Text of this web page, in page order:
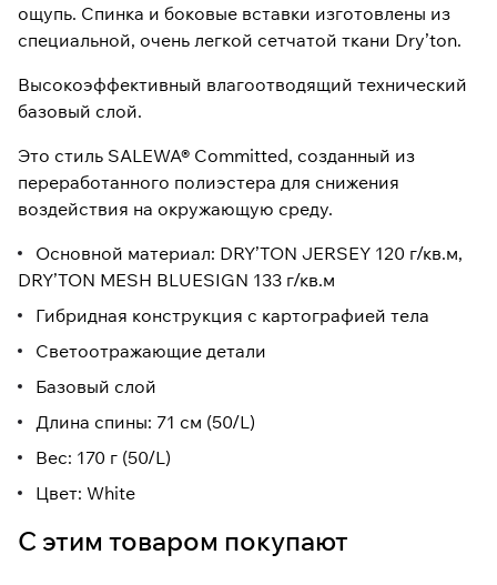
ощупь. Спинка и боковые вставки изготовлены из
специальной, очень легкой сетчатой ​​ткани Dry’ton.
Высокоэффективный влагоотводящий технический
базовый слой.
Это стиль SALEWA® Committed, созданный из
переработанного полиэстера для снижения
воздействия на окружающую среду.
Основной материал: DRY’TON JERSEY 120 г/кв.м,
DRY’TON MESH BLUESIGN 133 г/кв.м
Гибридная конструкция с картографией тела
Светоотражающие детали
Базовый слой
Длина спины: 71 см (50/L)
Вес: 170 г (50/L)
Цвет: White
С этим товаром покупают